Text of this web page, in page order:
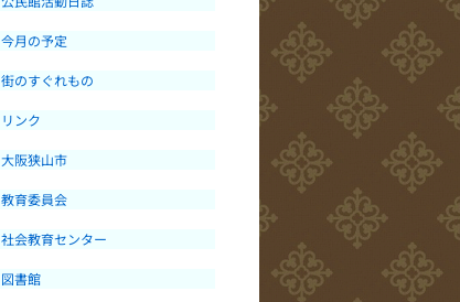
今月の予定
街のすぐれもの
リンク
大阪狭山市
教育委員会
社会教育センター
図書館